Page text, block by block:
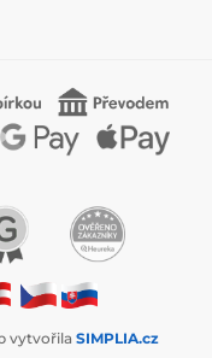
vytvořila SIMPLIA.cz